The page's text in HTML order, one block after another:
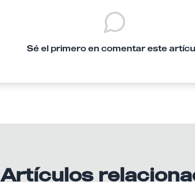
Sé el primero en comentar este
Artículos